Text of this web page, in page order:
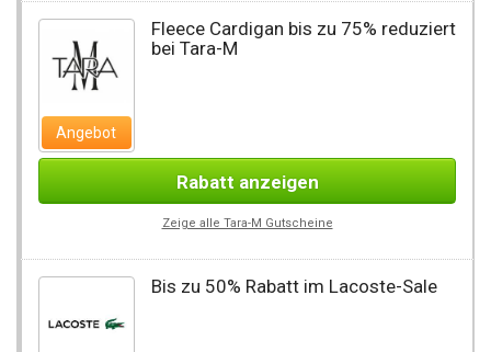
Angebot
Fleece Cardigan bis zu 75% reduziert
bei Tara-M
Rabatt anzeigen
Zeige alle Tara-M Gutscheine
Bis zu 50% Rabatt im Lacoste-Sale